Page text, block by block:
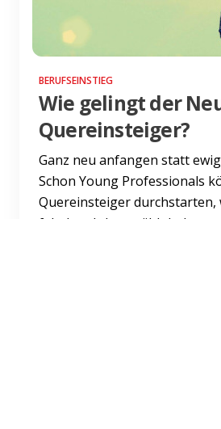
BERUFSEINSTIEG
Wie gelingt der
Quereinsteiger?
Ganz neu anfangen statt
Schon Young Professionals
Quereinsteiger durchstarten,
falschen Job gewählt haben...